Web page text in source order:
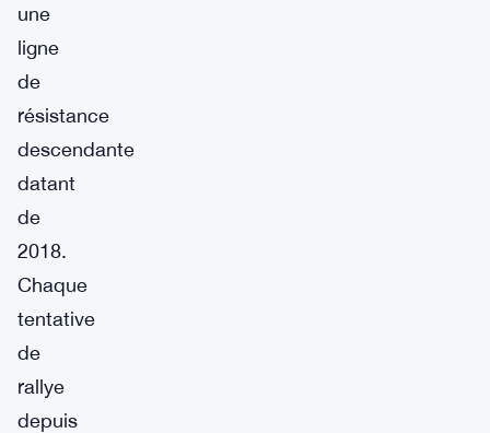
une
ligne
de
résistance
descendante
datant
de
2018.
Chaque
tentative
de
rallye
depuis